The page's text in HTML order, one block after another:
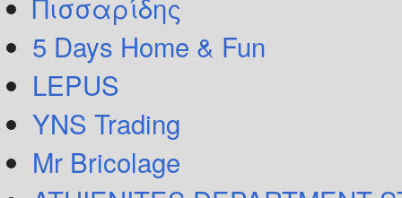
5 Days Home & Fun
LEPUS
YNS Trading
Mr Bricolage